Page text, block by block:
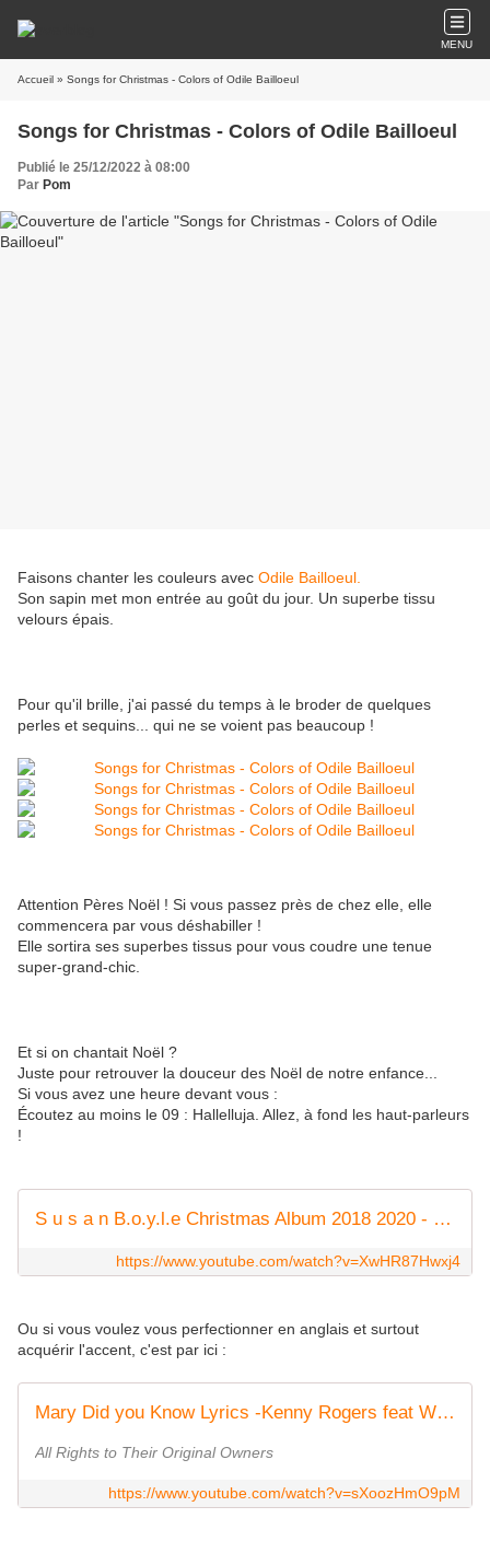
MENU
Accueil » Songs for Christmas - Colors of Odile Bailloeul
Songs for Christmas - Colors of Odile Bailloeul
Publié le 25/12/2022 à 08:00
Par Pom
Faisons chanter les couleurs avec Odile Bailloeul.
Son sapin met mon entrée au goût du jour. Un superbe tissu
velours épais.
Pour qu'il brille, j'ai passé du temps à le broder de quelques
perles et sequins... qui ne se voient pas beaucoup !
Attention Pères Noël ! Si vous passez près de chez elle, elle
commencera par vous déshabiller !
Elle sortira ses superbes tissus pour vous coudre une tenue
super-grand-chic.
Et si on chantait Noël ?
Juste pour retrouver la douceur des Noël de notre enfance...
Si vous avez une heure devant vous :
Écoutez au moins le 09 : Hallelluja. Allez, à fond les haut-parleurs
!
S u s a n B.o.y.l.e Christmas Album 2018 2020 - The Gift S u s a n B.o.y.l.e Christmas Songs
https://www.youtube.com/watch?v=XwHR87Hwxj4
Ou si vous voulez vous perfectionner en anglais et surtout
acquérir l'accent, c'est par ici :
Mary Did you Know Lyrics -Kenny Rogers feat Wynonna Judd
All Rights to Their Original Owners
https://www.youtube.com/watch?v=sXoozHmO9pM